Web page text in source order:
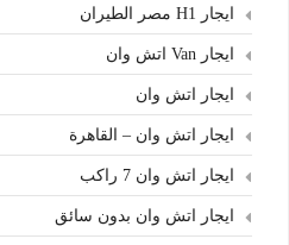
ايجار H1 مصر الطيران
ايجار Van اتش وان
ايجار اتش وان
ايجار اتش وان – القاهرة
ايجار اتش وان 7 راكب
ايجار اتش وان بدون سائق